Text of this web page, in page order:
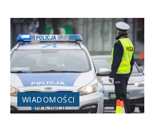
WIADOMOŚCI